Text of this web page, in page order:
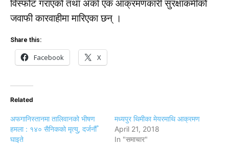
विस्फोट गराएको तथा अर्का एक आक्रमणकारी सुरक्षाकर्मीको
जवाफी कारवाहीमा मारिएका छन् ।
Share this:
Facebook X
Related
अफगानिस्तानमा तालिवानको भीषण
हमला : १४० सैनिकको मृत्यु, दर्जनौँ
घाइते
मध्यपुर थिमीका मेयरमाथि आक्रमण
April 21, 2018
In "समाचार"